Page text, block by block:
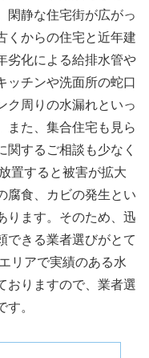
閑静な住宅街が広がっ
くからの住宅と近年建
劣化による給排水管や
ッチンや洗面所の蛇口
ク周りの水漏れといっ
また、集合住宅も見ら
関するご相談も少なく
置すると被害が拡大
腐食、カビの発生とい
ります。そのため、迅
できる業者選びがとて
リアで実績のある水
おりますので、業者選
。